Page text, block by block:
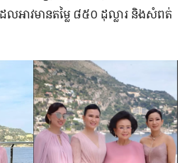
ែល​អាវ​មាន​តម្លៃ ៨៥០ ដុល្លារ និង​សំពត់